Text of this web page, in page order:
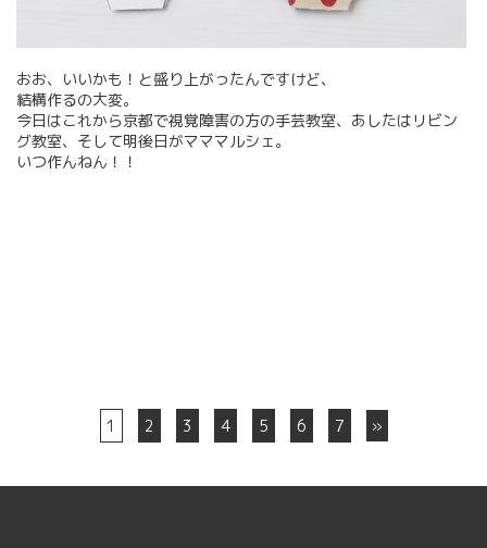
おお、いいかも！と盛り上がったんですけど、
結構作るの大変。
今日はこれから京都で視覚障害の方の手芸教室、あしたはリビン
グ教室、そして明後日がマママルシェ。
いつ作んねん！！
1 2 3 4 5 6 7 »